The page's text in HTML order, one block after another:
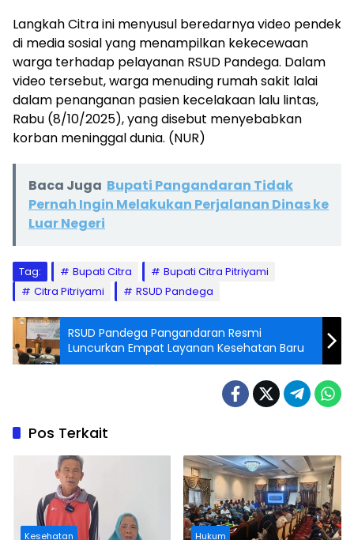
Langkah Citra ini menyusul beredarnya video pendek
di media sosial yang menampilkan kekecewaan
warga terhadap pelayanan RSUD Pandega. Dalam
video tersebut, warga menuding rumah sakit lalai
dalam penanganan pasien kecelakaan lalu lintas,
Rabu (8/10/2025), yang disebut menyebabkan
korban meninggal dunia. (NUR)
Baca Juga Bupati Pangandaran Tidak
Pernah Ingin Melakukan Perjalanan Dinas ke
Luar Negeri
Tag: Bupati Citra
Bupati Citra Pitriyami
Citra Pitriyami
RSUD Pandega
RSUD Pandega Pangandaran Resmi
Luncurkan Empat Layanan Kesehatan Baru
Pos Terkait
Kesehatan Hukum